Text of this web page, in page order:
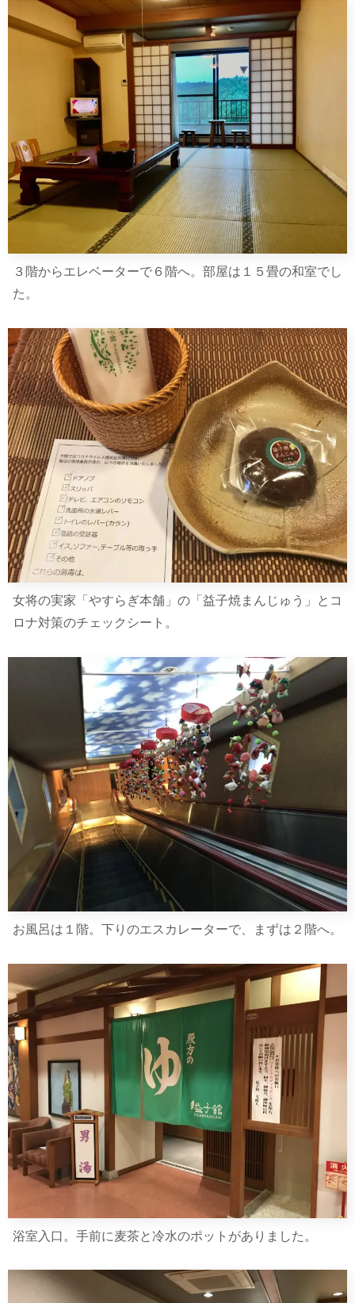
３階からエレベーターで６階へ。部屋は１５畳の和室でし
た。
女将の実家「やすらぎ本舗」の「益子焼まんじゅう」とコ
ロナ対策のチェックシート。
お風呂は１階。下りのエスカレーターで、まずは２階へ。
浴室入口。手前に麦茶と冷水のポットがありました。